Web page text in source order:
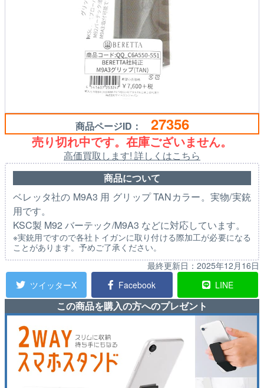
商品ページID： 27356
売り切れ中です。在庫ございません。
高価買取します! 詳しくはこちら
商品について
ベレッタ社の M9A3 用 グリップ TANカラー。実物/実銃
用です。
KSC製 M92 バーテック/M9A3 などに対応しています。
※実銃用ですので各社トイガンに取り付ける際加工が必要になる
ことがあります。予めご了承ください。
最終更新日： 2025年12月16日
ツイッターX
Facebook LINE
この商品を購入の方へのプレゼント